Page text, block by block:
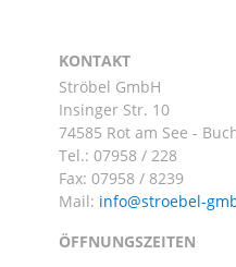
KONTAKT
Ströbel GmbH
Insinger Str. 10
74585 Rot am See -
Tel.: 07958 / 228
Fax: 07958 / 8239
Mail:
ÖFFNUNGSZEITEN